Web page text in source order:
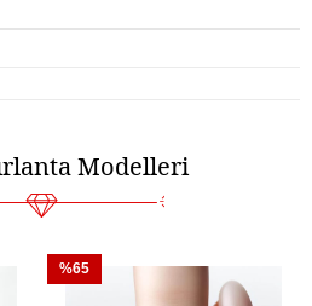
Modelleri
%65